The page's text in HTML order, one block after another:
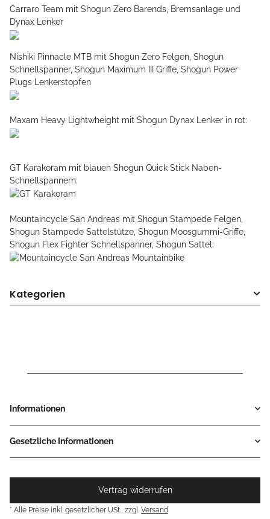
Carraro Team mit Shogun Zero Barends, Bremsanlage und
Dynax Lenker
Nishiki Pinnacle MTB mit Shogun Zero Felgen, Shogun
Schnellspanner, Shogun Maximum III Griffe, Shogun Power
Plugs Lenkerstopfen
Maxam Heavy Lightwheight mit Shogun Dynax Lenker in rot:
GT Karakoram mit blauen Shogun Quick Stick Naben-
Schnellspannern:
Mountaincycle San Andreas mit Shogun Stampede Felgen,
Shogun Stampede Sattelstütze, Shogun Moosgummi-Griffe,
Shogun Flex Fighter Schnellspanner, Shogun Sattel:
Kategorien
Informationen
Gesetzliche Informationen
Vertrag widerrufen
* Alle Preise inkl. gesetzlicher USt., zzgl. Versand